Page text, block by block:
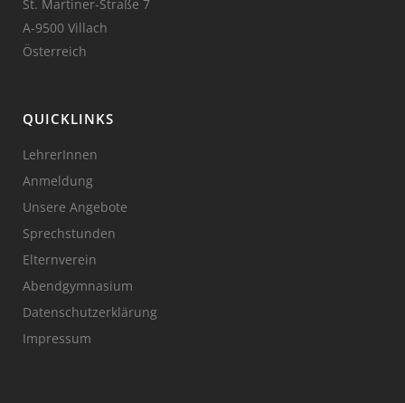
St. Martiner-Straße 7
A-9500 Villach
Österreich
QUICKLINKS
LehrerInnen
Anmeldung
Unsere Angebote
Sprechstunden
Elternverein
Abendgymnasium
Datenschutzerklärung
Impressum